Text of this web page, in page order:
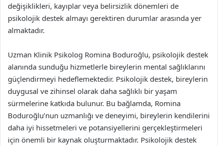
değişiklikleri, kayıplar veya belirsizlik dönemleri de
psikolojik destek almayı gerektiren durumlar arasında yer
almaktadır.
Uzman Klinik Psikolog Romina Boduroğlu, psikolojik destek
alanında sunduğu hizmetlerle bireylerin mental sağlıklarını
güçlendirmeyi hedeflemektedir. Psikolojik destek, bireylerin
duygusal ve zihinsel olarak daha sağlıklı bir yaşam
sürmelerine katkıda bulunur. Bu bağlamda, Romina
Boduroğlu’nun uzmanlığı ve deneyimi, bireylerin kendilerini
daha iyi hissetmeleri ve potansiyellerini gerçekleştirmeleri
için önemli bir kaynak oluşturmaktadır. Psikolojik destek